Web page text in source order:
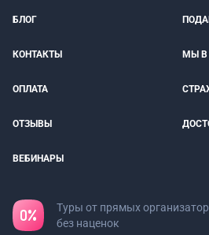
БЛОГ
КОНТАКТЫ МЫ В
ОПЛАТА
ОТЗЫВЫ
ВЕБИНАРЫ
Туры от прямых
без наценок